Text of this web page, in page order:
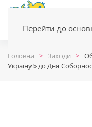
Перейти до
Головна Заходи
Україну!» до Дня